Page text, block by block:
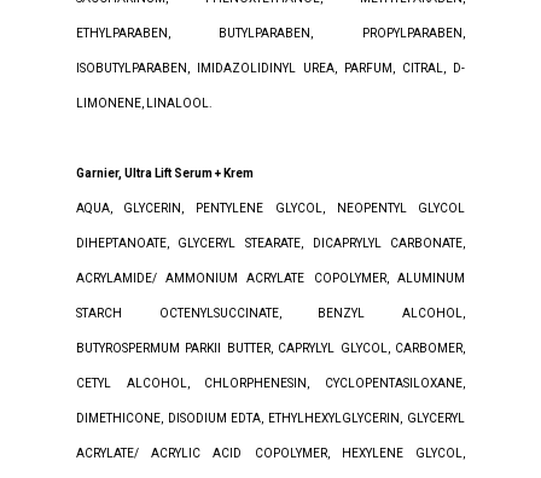
ETHYLPARABEN, BUTYLPARABEN, PROPYLPARABEN,
ISOBUTYLPARABEN, IMIDAZOLIDINYL UREA, PARFUM, CITRAL, D-
LIMONENE, LINALOOL.
Garnier, Ultra Lift Serum + Krem
AQUA, GLYCERIN, PENTYLENE GLYCOL, NEOPENTYL GLYCOL
DIHEPTANOATE, GLYCERYL STEARATE, DICAPRYLYL CARBONATE,
ACRYLAMIDE/ AMMONIUM ACRYLATE COPOLYMER, ALUMINUM
STARCH OCTENYLSUCCINATE, BENZYL ALCOHOL,
BUTYROSPERMUM PARKII BUTTER, CAPRYLYL GLYCOL, CARBOMER,
CETYL ALCOHOL, CHLORPHENESIN, CYCLOPENTASILOXANE,
DIMETHICONE, DISODIUM EDTA, ETHYLHEXYLGLYCERIN, GLYCERYL
ACRYLATE/ ACRYLIC ACID COPOLYMER, HEXYLENE GLYCOL,